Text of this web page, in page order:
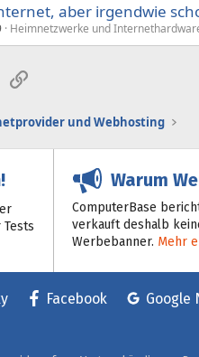
aber irgendwie
Heimnetzwerke und
MailLink
und Webhosting
Warum
ComputerBase
verkauft deshalb
Werbebanner. Mehr
Facebook Google